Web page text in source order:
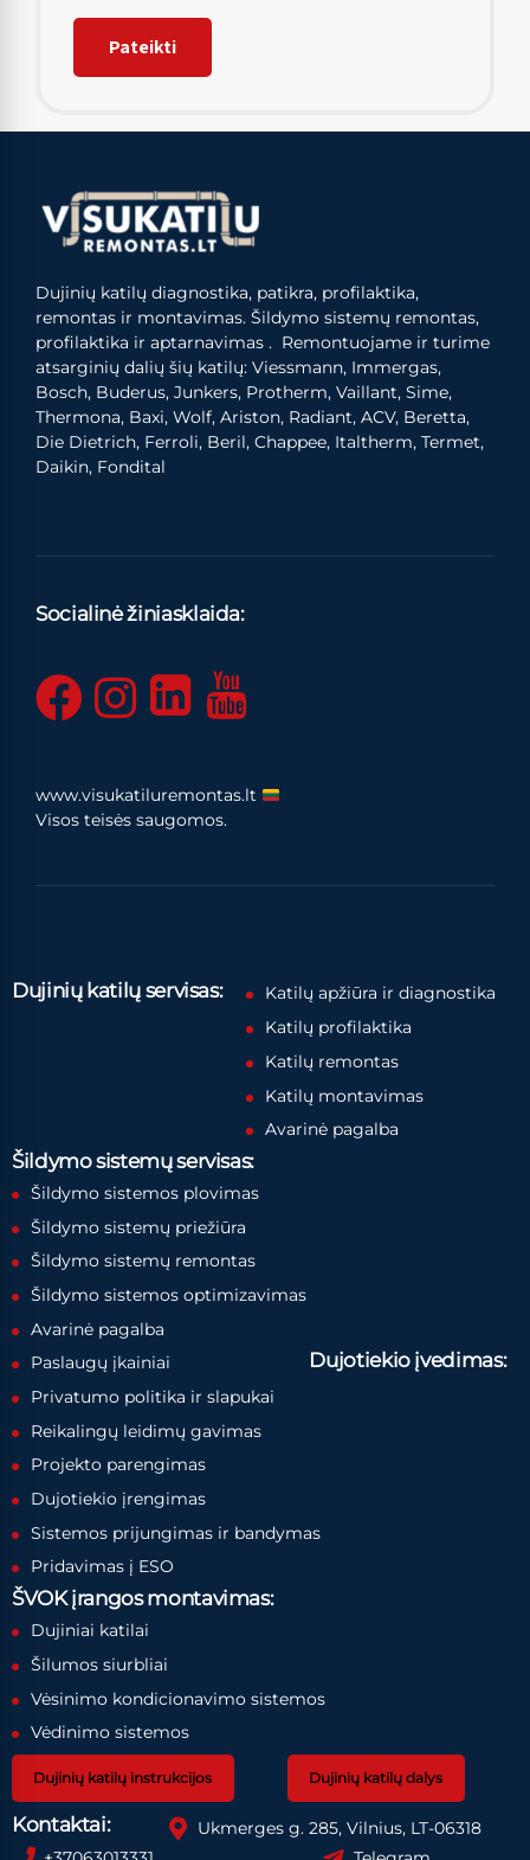
Dujinių katilų diagnostika, patikra, profilaktika,
remontas ir montavimas. Šildymo sistemų remontas,
profilaktika ir aptarnavimas . Remontuojame ir turime
atsarginių dalių šių katilų: Viessmann, Immergas,
Bosch, Buderus, Junkers, Protherm, Vaillant, Sime,
Thermona, Baxi, Wolf, Ariston, Radiant, ACV, Beretta,
Die Dietrich, Ferroli, Beril, Chappee, Italtherm, Termet,
Daikin, Fondital
Socialinė žiniasklaida:
www.visukatiluremontas.lt
Visos teisės saugomos.
Dujinių katilų servisas:
Katilų apžiūra ir diagnostika
Katilų profilaktika
Katilų remontas
Katilų montavimas
Avarinė pagalba
Šildymo sistemų servisas:
Šildymo sistemos plovimas
Šildymo sistemų priežiūra
Šildymo sistemų remontas
Šildymo sistemos optimizavimas
Avarinė pagalba
Paslaugų įkainiai
Privatumo politika ir slapukai
Dujotiekio įvedimas:
Reikalingų leidimų gavimas
Projekto parengimas
Dujotiekio įrengimas
Sistemos prijungimas ir bandymas
Pridavimas į ESO
ŠVOK įrangos montavimas:
Dujiniai katilai
Šilumos siurbliai
Vėsinimo kondicionavimo sistemos
Vėdinimo sistemos
Dujinių katilų instrukcijos Dujinių katilų dalys
Kontaktai:
Ukmerges g. 285, Vilnius, LT-06318